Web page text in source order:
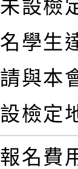
未設檢
名學生
請與本
設檢定
報名費